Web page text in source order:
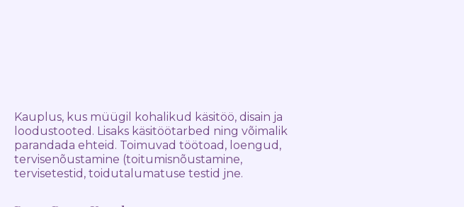
Kauplus, kus müügil kohalikud käsitöö, disain ja
loodustooted. Lisaks käsitöötarbed ning võimalik
parandada ehteid. Toimuvad töötoad, loengud,
tervisenõustamine (toitumisnõustamine,
tervisetestid, toidutalumatuse testid jne.